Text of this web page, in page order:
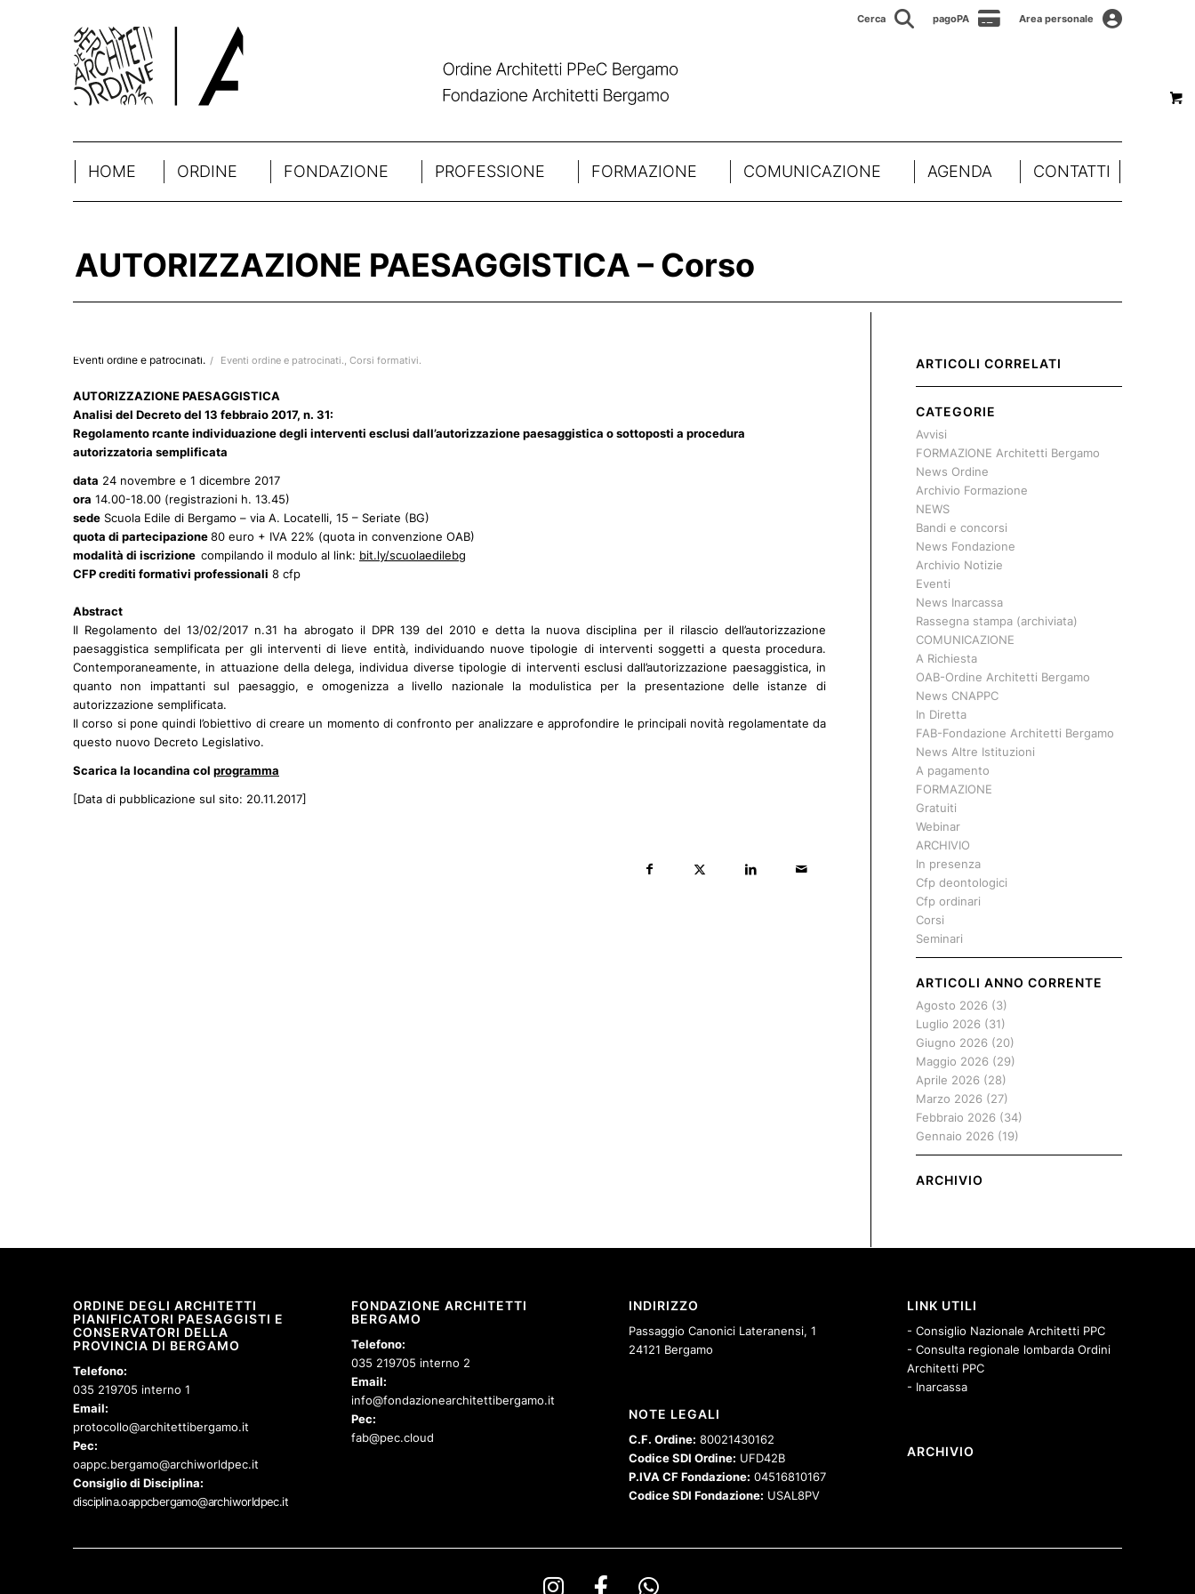
Cerca pagoPA Area personale
HOME ORDINE FONDAZIONE PROFESSIONE FORMAZIONE COMUNICAZIONE AGENDA CONTATTI
AUTORIZZAZIONE PAESAGGISTICA – Corso
Eventi ordine e patrocinati. / Eventi ordine e patrocinati., Corsi formativi.
AUTORIZZAZIONE PAESAGGISTICA
Analisi del Decreto del 13 febbraio 2017, n. 31:
Regolamento rcante individuazione degli interventi esclusi dall’autorizzazione paesaggistica o sottoposti a procedura
autorizzatoria semplificata
data 24 novembre e 1 dicembre 2017
ora 14.00-18.00 (registrazioni h. 13.45)
sede Scuola Edile di Bergamo – via A. Locatelli, 15 – Seriate (BG)
quota di partecipazione80 euro + IVA 22% (quota in convenzione OAB)
modalità di iscrizione compilando il modulo al link: bit.ly/scuolaedilebg
CFP crediti formativi professionali 8 cfp
Abstract
Il Regolamento del 13/02/2017 n.31 ha abrogato il DPR 139 del 2010 e detta la nuova disciplina per il rilascio dell’autorizzazione
paesaggistica semplificata per gli interventi di lieve entità, individuando nuove tipologie di interventi soggetti a questa procedura.
Contemporaneamente, in attuazione della delega, individua diverse tipologie di interventi esclusi dall’autorizzazione paesaggistica, in
quanto non impattanti sul paesaggio, e omogenizza a livello nazionale la modulistica per la presentazione delle istanze di
autorizzazione semplificata.
Il corso si pone quindi l’obiettivo di creare un momento di confronto per analizzare e approfondire le principali novità regolamentate da
questo nuovo Decreto Legislativo.
Scarica la locandina col programma
[Data di pubblicazione sul sito: 20.11.2017]
ARTICOLI CORRELATI
CATEGORIE
Avvisi
FORMAZIONE Architetti Bergamo
News Ordine
Archivio Formazione
NEWS
Bandi e concorsi
News Fondazione
Archivio Notizie
Eventi
News Inarcassa
Rassegna stampa (archiviata)
COMUNICAZIONE
A Richiesta
OAB-Ordine Architetti Bergamo
News CNAPPC
In Diretta
FAB-Fondazione Architetti Bergamo
News Altre Istituzioni
A pagamento
FORMAZIONE
Gratuiti
Webinar
ARCHIVIO
In presenza
Cfp deontologici
Cfp ordinari
Corsi
Seminari
ARTICOLI ANNO CORRENTE
Agosto 2026(3)
Luglio 2026(31)
Giugno 2026(20)
Maggio 2026(29)
Aprile 2026(28)
Marzo 2026(27)
Febbraio 2026(34)
Gennaio 2026(19)
ARCHIVIO
ORDINE DEGLI ARCHITETTI
PIANIFICATORI PAESAGGISTI E
CONSERVATORI DELLA
PROVINCIA DI BERGAMO
Telefono:
035 219705 interno 1
Email:
protocollo@architettibergamo.it
Pec:
oappc.bergamo@archiworldpec.it
Consiglio di Disciplina:
disciplina.oappcbergamo@archiworldpec.it
FONDAZIONE ARCHITETTI
BERGAMO
Telefono:
035 219705 interno 2
Email:
info@fondazionearchitettibergamo.it
Pec:
fab@pec.cloud
INDIRIZZO
Passaggio Canonici Lateranensi, 1
24121 Bergamo
NOTE LEGALI
C.F. Ordine: 80021430162
Codice SDI Ordine: UFD42B
P.IVA CF Fondazione: 04516810167
Codice SDI Fondazione: USAL8PV
LINK UTILI
- Consiglio Nazionale Architetti PPC
- Consulta regionale lombarda Ordini
Architetti PPC
- Inarcassa
ARCHIVIO